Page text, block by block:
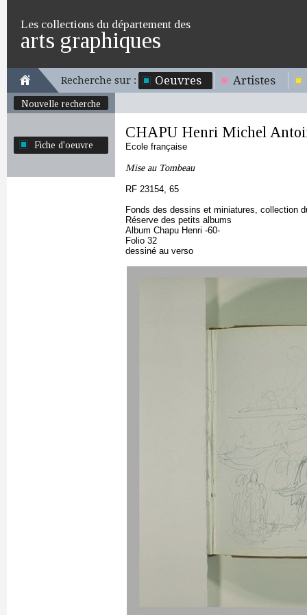
Les collections du département des
arts graphiques
Recherche sur : Oeuvres Artistes
Nouvelle recherche
Fiche d'oeuvre
CHAPU Henri Michel
Ecole française
Mise au Tombeau
RF 23154, 65
Fonds des dessins et miniatures, collection
Réserve des petits albums
Album Chapu Henri -60-
Folio 32
dessiné au verso